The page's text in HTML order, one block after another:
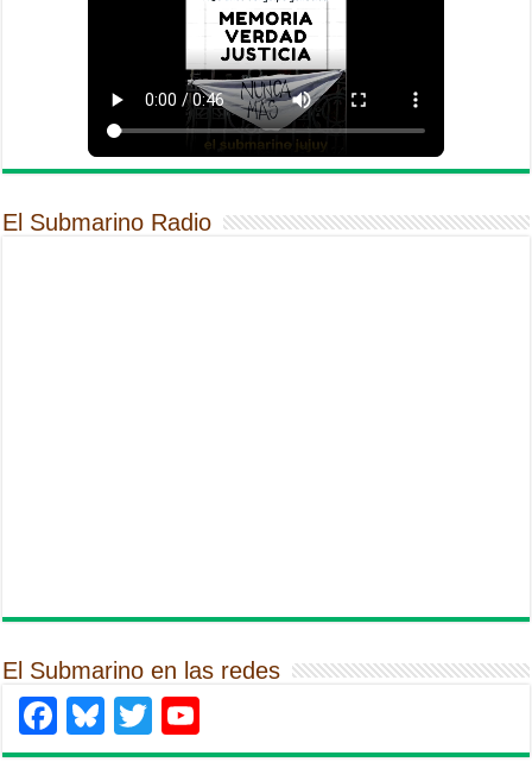
El Submarino Radio
El Submarino en las redes
Facebook
Bluesky
Twitter